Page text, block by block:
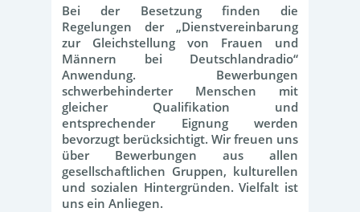
Bei der Besetzung finden die
Regelungen der „Dienstvereinbarung
zur Gleichstellung von Frauen und
Männern bei Deutschlandradio“
Anwendung. Bewerbungen
schwerbehinderter Menschen mit
gleicher Qualifikation und
entsprechender Eignung werden
bevorzugt berücksichtigt. Wir freuen uns
über Bewerbungen aus allen
gesellschaftlichen Gruppen, kulturellen
und sozialen Hintergründen. Vielfalt ist
uns ein Anliegen.